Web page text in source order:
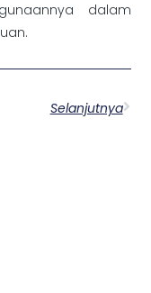
dalam
Selanjutnya